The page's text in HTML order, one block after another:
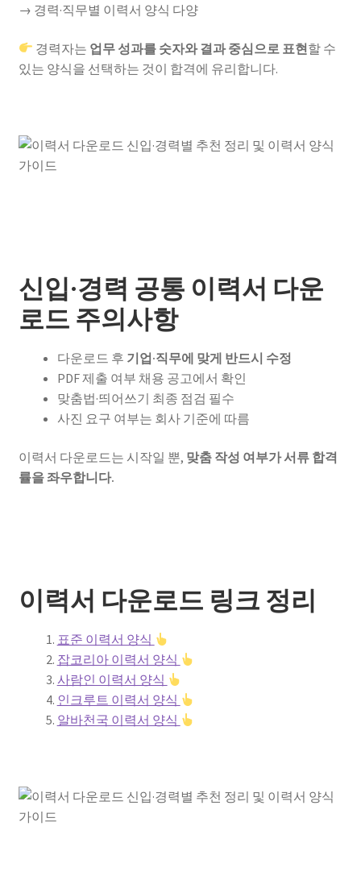
→ 경력·직무별 이력서 양식 다양
경력자는 업무 성과를 숫자와 결과 중심으로 표현할 수
있는 양식을 선택하는 것이 합격에 유리합니다.
신입·경력 공통 이력서 다운
로드 주의사항
다운로드 후 기업·직무에 맞게 반드시 수정
PDF 제출 여부 채용 공고에서 확인
맞춤법·띄어쓰기 최종 점검 필수
사진 요구 여부는 회사 기준에 따름
이력서 다운로드는 시작일 뿐, 맞춤 작성 여부가 서류 합격
률을 좌우합니다.
이력서 다운로드 링크 정리
표준 이력서 양식
잡코리아 이력서 양식
사람인 이력서 양식
인크루트 이력서 양식
알바천국 이력서 양식